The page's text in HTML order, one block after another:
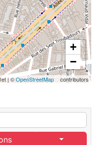
+
−
|©OpenStreetMap contributors